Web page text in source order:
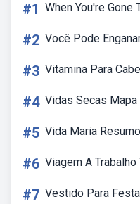
#1 When You're Gone
#2 Você Pode
#3 Vitamina Para
#4 Vidas Secas
#5 Vida Maria
#6 Viagem A Trabalho
#7 Vestido Para